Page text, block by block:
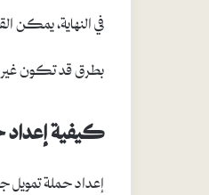
في النهاية، يمكن
بطرق قد تكون غير
كيفية
إعداد حملة تمويل